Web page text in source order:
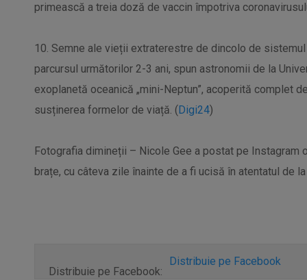
primească a treia doză de vaccin împotriva
10. Semne ale vieții extraterestre de dincolo de
parcursul următorilor 2-3 ani, spun astronomii de la
exoplanetă oceanică „mini-Neptun”, acoperită complet
susținerea formelor de viață. (Digi24)
Fotografia dimineții – Nicole Gee a postat pe Instagram
brațe, cu câteva zile înainte de a fi ucisă în atentatul de
Distribuie pe Facebook:
Distribuie pe Facebook